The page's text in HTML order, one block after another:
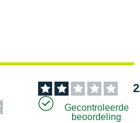
2
Gecontroleerde
beoordeling